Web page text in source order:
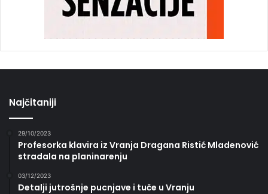
Najčitaniji
29/10/2023
Profesorka klavira iz Vranja Dragana Ristić Mladenović
stradala na planinarenju
03/12/2023
Detalji jutrošnje pucnjave i tuče u Vranju